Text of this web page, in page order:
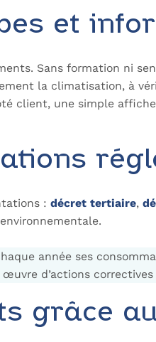
et
Sans formation ni
la climatisation, à
client, une simple
: décret tertiaire,
année ses
d’actions
grâce